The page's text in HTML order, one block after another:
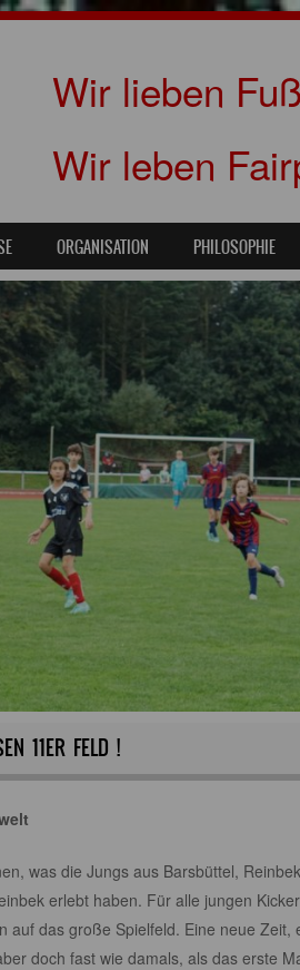
Wir lieben
Wir leben
ORGANISATION PHILOSOPHIE
11ER FELD !
was die Jungs aus Barsbüttel,
erlebt haben. Für alle jungen
auf das große Spielfeld. Eine neue Zeit,
doch fast wie damals, als das erste